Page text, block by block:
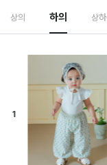
상의 하의 상